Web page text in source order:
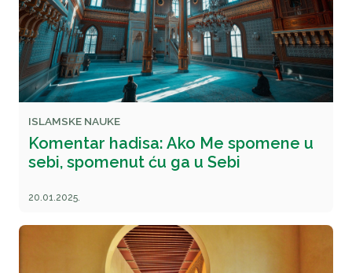
ISLAMSKE NAUKE
Komentar hadisa: Ako Me spomene u
sebi, spomenut ću ga u Sebi
20.01.2025.